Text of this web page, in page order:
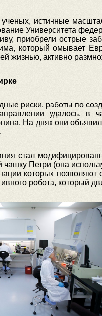
истинные
Университета
приобрели острые
который омывает
жизнью, активно
риски, работы по
удалось, в
На днях они
стал
Петри (она
которых позволяют
робота, который